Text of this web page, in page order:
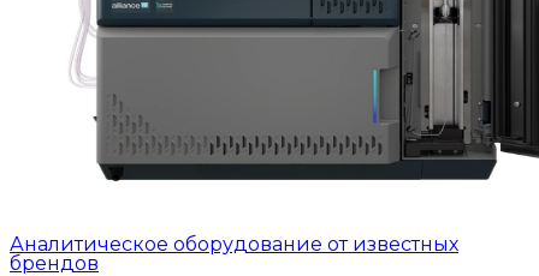
Аналитическое оборудование от известных
брендов